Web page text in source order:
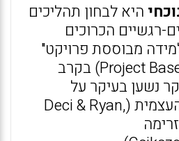
היא לבחון תהליכים
רגשיים הכרוכים
מבוססת פרויקט"
(Project Based Learning-PBL) בקרב
נשען בעיקר על
תיאורית ההכוונה העצמית (Deci & Ryan,